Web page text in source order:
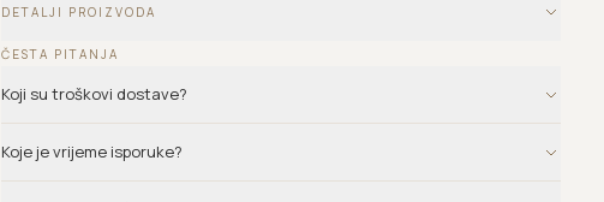
DETALJI PROIZVODA
ČESTA PITANJA
Koji su troškovi dostave?
Koje je vrijeme isporuke?